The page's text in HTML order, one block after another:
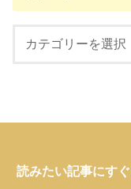
読みたい記事にす